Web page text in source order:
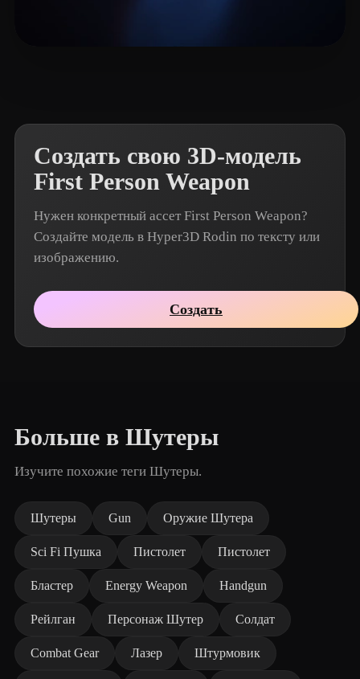
Создать свою 3D-модель
First Person Weapon
Нужен конкретный ассет First Person Weapon?
Создайте модель в Hyper3D Rodin по тексту или
изображению.
Создать
Больше в Шутеры
Изучите похожие теги Шутеры.
Шутеры Gun Оружие Шутера
Sci Fi Пушка Пистолет Пистолет
Бластер Energy Weapon Handgun
Рейлган Персонаж Шутер Солдат
Combat Gear Лазер Штурмовик